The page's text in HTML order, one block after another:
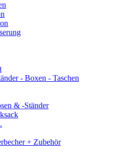
- Boxen - Taschen
& -Ständer
+ Zubehör